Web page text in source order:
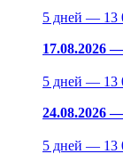
5 дней — 13
17.08.2026
5 дней — 13
24.08.2026
5 дней — 13